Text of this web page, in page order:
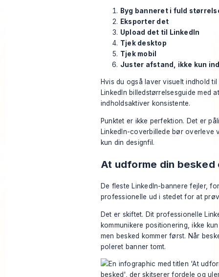
Byg banneret i fuld
Eksporter det
Upload det til LinkedIn
Tjek desktop
Tjek mobil
Juster afstand, ikke kun
Hvis du også laver visuelt indhold
LinkedIn billedstørrelsesguide med
indholdsaktiver konsistente.
Punktet er ikke perfektion. Det er
LinkedIn-coverbillede bør overleve
kun din designfil.
At udforme din besked
De fleste LinkedIn-bannere fejler,
professionelle ud i stedet for at
Det er skiftet. Dit professionelle
kommunikere positionering, ikke
men besked kommer først. Når
poleret banner tomt.